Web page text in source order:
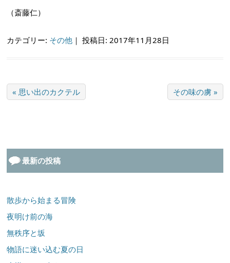
（斎藤仁）
カテゴリー: その他 ｜投稿日: 2017年11月28日
« 思い出のカクテル その味の虜 »
最新の投稿
散歩から始まる冒険
夜明け前の海
無秩序と坂
物語に迷い込む夏の日